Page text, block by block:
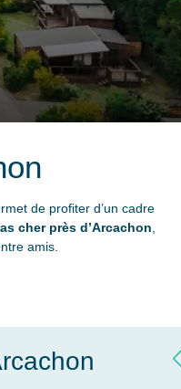
de profiter d’un cadre
cher près d’Arcachon
amis.